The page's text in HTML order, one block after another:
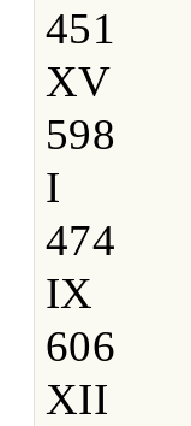
451
XV
598
I
474
IX
606
XII